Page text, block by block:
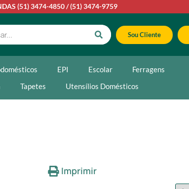
(51) 3474-4850/(51) 3474-9759
Sou Cliente
EPI Escolar
Ferragens
Tapetes Utensílios Domésticos
Imprimir